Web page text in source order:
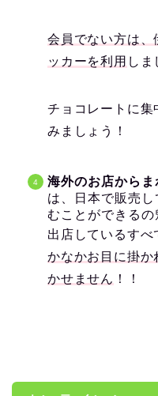
会員でない方は、
ッカーを利用 しま
チョコレートに集
みましょう！
海外のお店からま
は、日本で販売
むことができるの
出店しているすべ
かなかお目に掛か
かせません ！！